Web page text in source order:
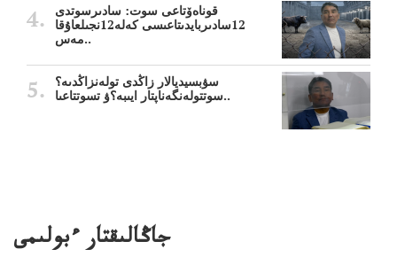
قوناەۆتاعى سوت: سادىرسوتدى
12سادىربايدىتاعىسى كەلە12نجىلعاۇقا
مەس..
سۋبسيديالار زاڭدى تولەنزاڭدىە؟
سوتتولەنگەناپتار ايىبە؟ۋ تسوتتاعىا..
جاڭالىقتار ءبولىمى